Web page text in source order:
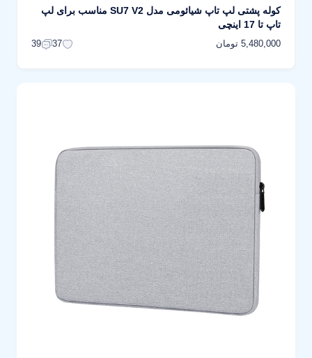
کوله پشتی لپ تاپ شیائومی مدل SU7 V2 مناسب برای لپ
تاپ تا 17 اینچی
5,480,000 تومان 37
39